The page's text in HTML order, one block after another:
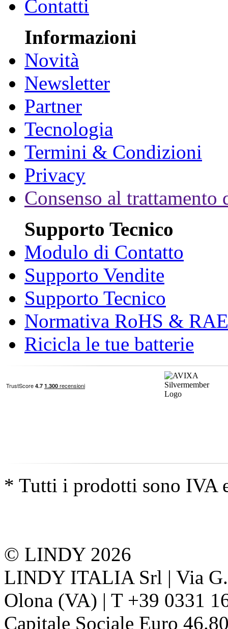
Contatti
Informazioni
Novità
Newsletter
Partner
Tecnologia
Termini & Condizioni
Privacy
Consenso al trattamento
Supporto Tecnico
Modulo di Contatto
Supporto Vendite
Supporto Tecnico
Normativa RoHS &
Ricicla le tue batterie
* Tutti i prodotti sono IVA
© LINDY 2026
LINDY ITALIA Srl | Via
Olona (VA) | T +39 0331
Capitale Sociale Euro